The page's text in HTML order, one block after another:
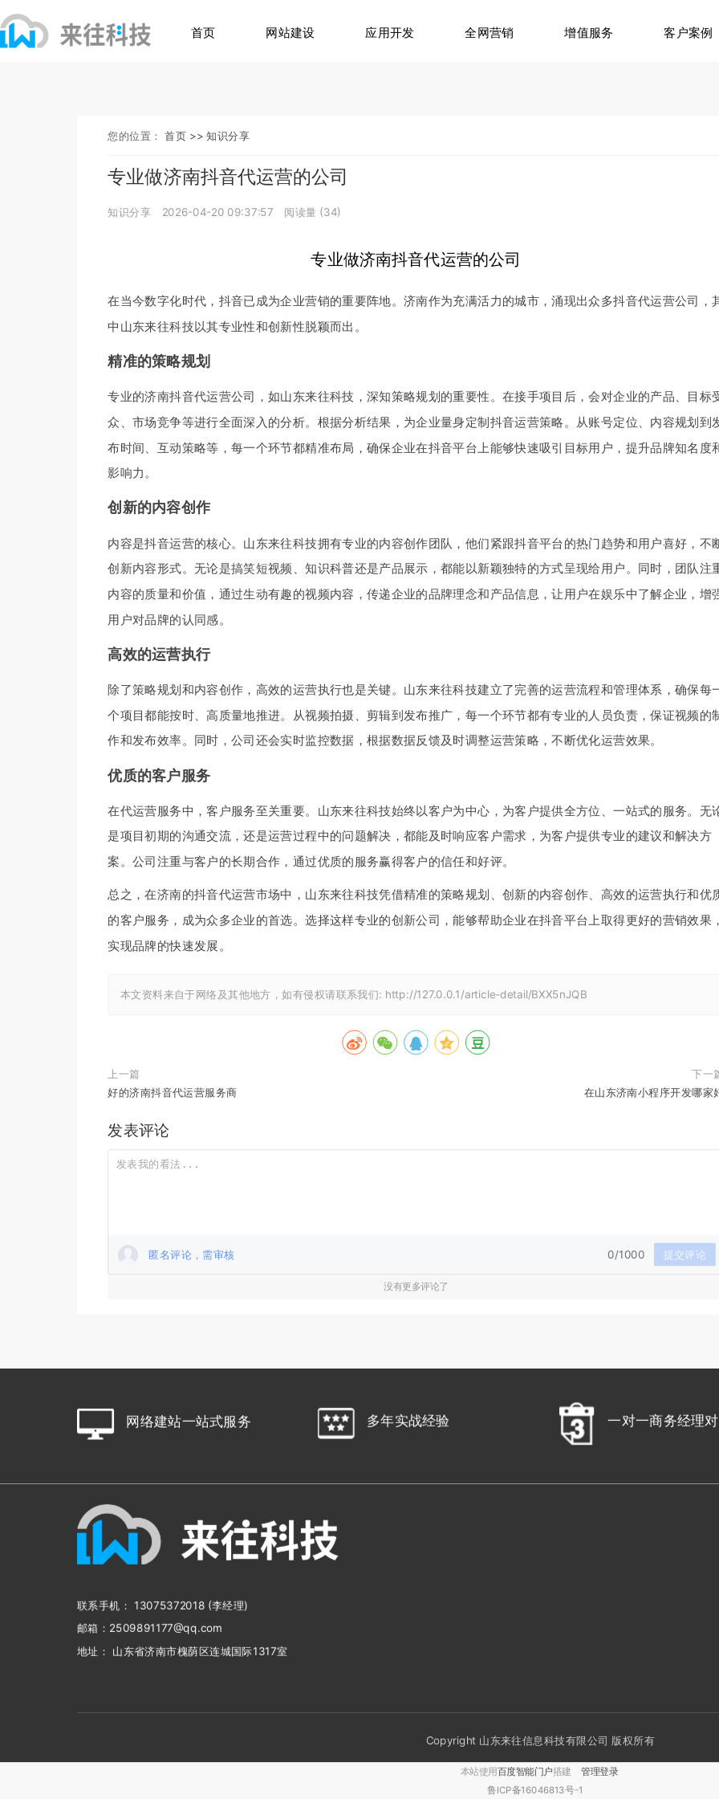
首页 网站建设 应用开发 全网营销 增值服务 客户案例
您的位置：首页 >>知识分享
专业做济南抖音代运营的公司
知识分享 2026-04-20 09:37:57 阅读量 (34)
专业做济南抖音代运营的公司
在当今数字化时代，抖音已成为企业营销的重要阵地。济南作为充满活力的城市，涌现出众多抖音代运营公司，
中山东来往科技以其专业性和创新性脱颖而出。
精准的策略规划
专业的济南抖音代运营公司，如山东来往科技，深知策略规划的重要性。在接手项目后，会对企业的产品、目标
众、市场竞争等进行全面深入的分析。根据分析结果，为企业量身定制抖音运营策略。从账号定位、内容规划到
布时间、互动策略等，每一个环节都精准布局，确保企业在抖音平台上能够快速吸引目标用户，提升品牌知名度
影响力。
创新的内容创作
内容是抖音运营的核心。山东来往科技拥有专业的内容创作团队，他们紧跟抖音平台的热门趋势和用户喜好，不
创新内容形式。无论是搞笑短视频、知识科普还是产品展示，都能以新颖独特的方式呈现给用户。同时，团队注
内容的质量和价值，通过生动有趣的视频内容，传递企业的品牌理念和产品信息，让用户在娱乐中了解企业，增
用户对品牌的认同感。
高效的运营执行
除了策略规划和内容创作，高效的运营执行也是关键。山东来往科技建立了完善的运营流程和管理体系，确保每
个项目都能按时、高质量地推进。从视频拍摄、剪辑到发布推广，每一个环节都有专业的人员负责，保证视频的
作和发布效率。同时，公司还会实时监控数据，根据数据反馈及时调整运营策略，不断优化运营效果。
优质的客户服务
在代运营服务中，客户服务至关重要。山东来往科技始终以客户为中心，为客户提供全方位、一站式的服务。无
是项目初期的沟通交流，还是运营过程中的问题解决，都能及时响应客户需求，为客户提供专业的建议和解决方
案。公司注重与客户的长期合作，通过优质的服务赢得客户的信任和好评。
总之，在济南的抖音代运营市场中，山东来往科技凭借精准的策略规划、创新的内容创作、高效的运营执行和优
的客户服务，成为众多企业的首选。选择这样专业的创新公司，能够帮助企业在抖音平台上取得更好的营销效果，
实现品牌的快速发展。
本文资料来自于网络及其他地方，如有侵权请联系我们: http://127.0.0.1/article-detail/BXX5nJQB
上一篇
好的济南抖音代运营服务商
下一
在山东济南小程序开发哪家
发表评论
匿名评论，需审核 0/1000 提交评论
没有更多评论了
网络建站一站式服务 多年实战经验 一对一商务经理
Copyright 山东来往信息科技有限公司 版权所有
联系手机： 13075372018 (李经理)
邮箱：2509891177@qq.com
地址： 山东省济南市槐荫区连城国际1317室
本站使用百度智能门户搭建
管理登录
鲁ICP备16046813号-1